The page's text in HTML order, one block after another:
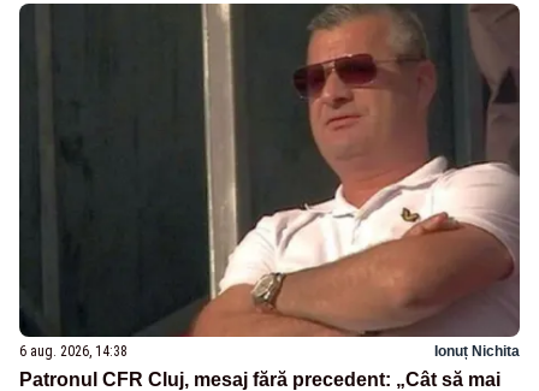
6 aug. 2026, 14:38 Ionuț Nichita
Patronul CFR Cluj, mesaj fără precedent: „Cât să mai